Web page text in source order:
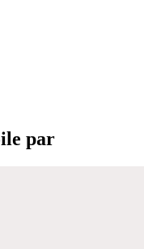
par